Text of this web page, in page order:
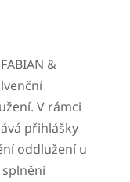
&
V rámci
přihlášky
oddlužení u